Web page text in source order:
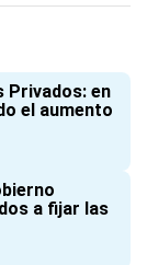
Privados: en
el aumento
a fijar las